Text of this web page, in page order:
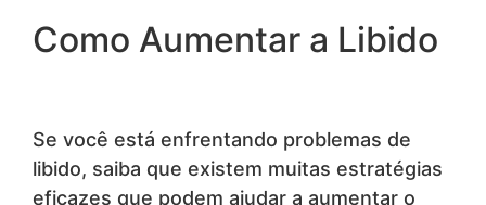
Como Aumentar a Libido
Se você está enfrentando problemas de
libido, saiba que existem muitas estratégias
eficazes que podem ajudar a aumentar o